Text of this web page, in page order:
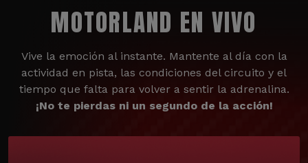
MOTORLAND EN VIVO
Vive la emoción al instante. Mantente al día con la
actividad en pista, las condiciones del circuito y el
tiempo que falta para volver a sentir la adrenalina.
¡No te pierdas ni un segundo de la acción!